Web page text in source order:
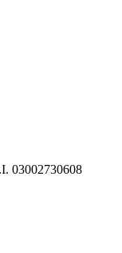
03002730608